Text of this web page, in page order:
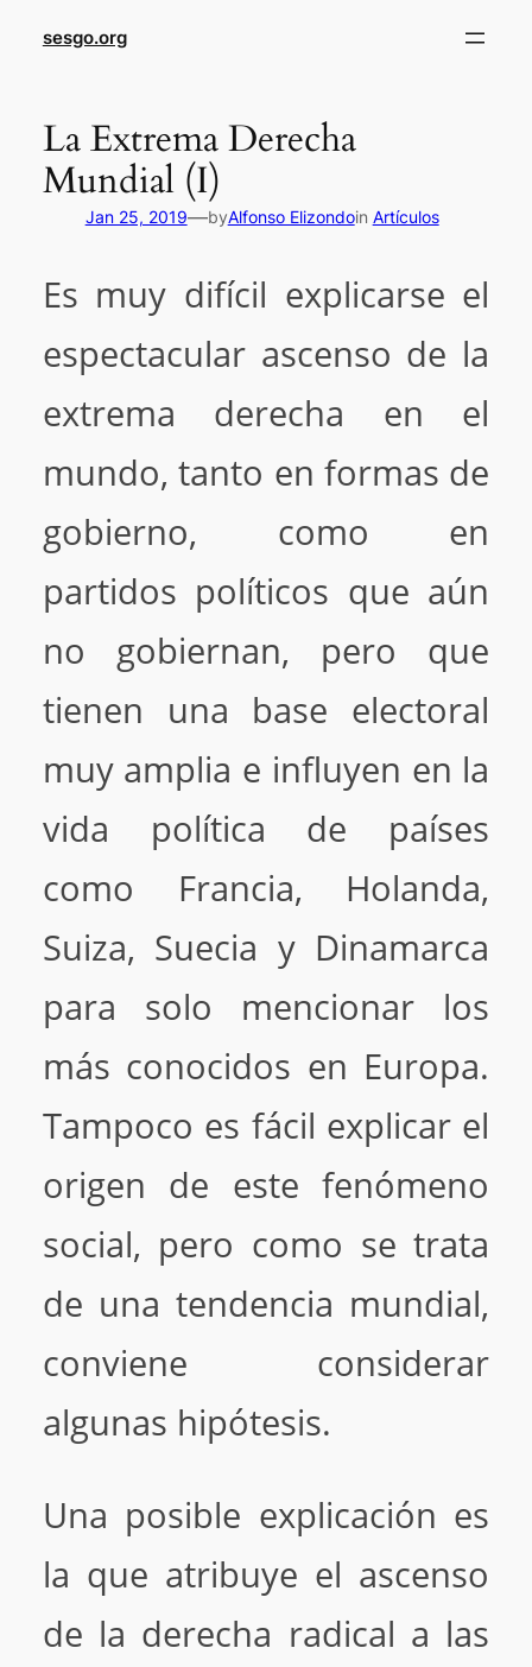
sesgo.org
La Extrema Derecha
Mundial (I)
Jan 25, 2019—byAlfonso Elizondoin Artículos
Es muy difícil explicarse el
espectacular ascenso de la
extrema derecha en el
mundo, tanto en formas de
gobierno, como en
partidos políticos que aún
no gobiernan, pero que
tienen una base electoral
muy amplia e influyen en la
vida política de países
como Francia, Holanda,
Suiza, Suecia y Dinamarca
para solo mencionar los
más conocidos en Europa.
Tampoco es fácil explicar el
origen de este fenómeno
social, pero como se trata
de una tendencia mundial,
conviene considerar
algunas hipótesis.
Una posible explicación es
la que atribuye el ascenso
de la derecha radical a las